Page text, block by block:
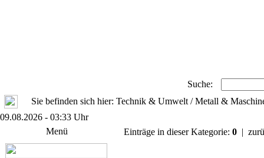
Suche:
Sie befinden sich hier: Technik & Umwelt / Metall &
09.08.2026 - 03:33 Uhr
Menü
Einträge in dieser Kategorie: 0 |